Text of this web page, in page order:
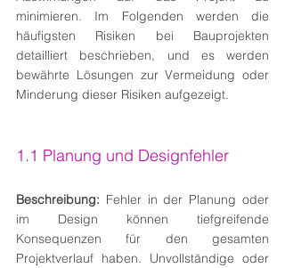
minimieren. Im Folgenden werden die
häufigsten Risiken bei Bauprojekten
detailliert beschrieben, und es werden
bewährte Lösungen zur Vermeidung oder
Minderung dieser Risiken aufgezeigt.
1.1 Planung und Designfehler
Beschreibung: Fehler in der Planung oder
im Design können tiefgreifende
Konsequenzen für den gesamten
Projektverlauf haben. Unvollständige oder